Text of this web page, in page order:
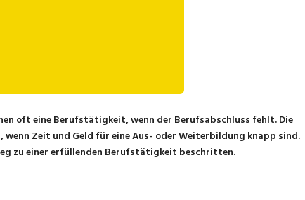
oft eine Berufstätigkeit, wenn der Berufsabschluss fehlt. Die
Zeit und Geld für eine Aus- oder Weiterbildung knapp sind.
zu einer erfüllenden Berufstätigkeit beschritten.